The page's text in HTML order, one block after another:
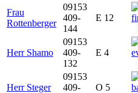
Frau
Rottenberger
09153
409-
144
E 12
Herr Shamo
09153
409-
132
E 4
Herr Steger
09153
409-
O 5